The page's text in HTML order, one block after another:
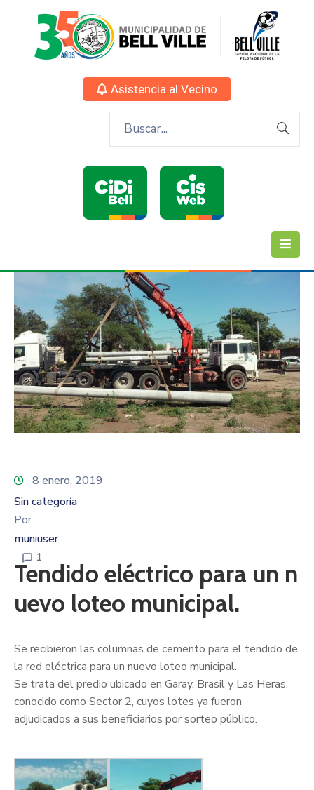
Asistencia al Vecino
8 enero, 2019
Sin categoría
Por
muniuser
1
Tendido eléctrico para un n
uevo loteo municipal.
Se recibieron las columnas de cemento para el tendido de
la red eléctrica para un nuevo loteo municipal.
Se trata del predio ubicado en Garay, Brasil y Las Heras,
conocido como Sector 2, cuyos lotes ya fueron
adjudicados a sus beneficiarios por sorteo público.